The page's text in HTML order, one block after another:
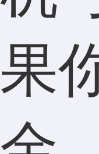
果